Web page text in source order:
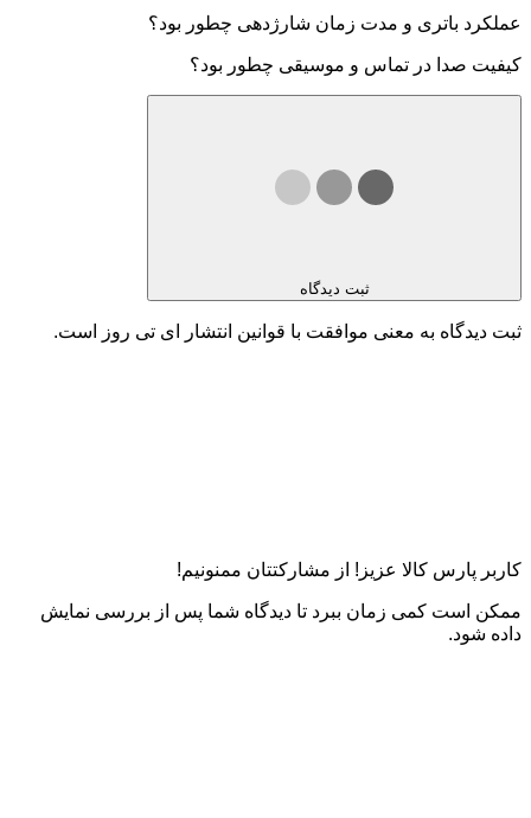
عملکرد باتری و مدت زمان شارژدهی چطور بود؟
کیفیت صدا در تماس و موسیقی چطور بود؟
ثبت دیدگاه
ثبت دیدگاه به معنی موافقت با قوانین انتشار ای تی روز است.
کاربر پارس کالا عزیز! از مشارکتتان ممنونیم!
ممکن است کمی زمان ببرد تا دیدگاه شما پس از بررسی نمایش
داده شود.